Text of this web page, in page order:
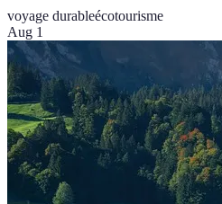
voyage durableécotourisme
Aug 1